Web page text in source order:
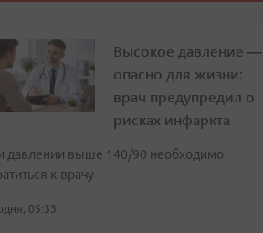
Высокое давление —
опасно для жизни:
врач предупредил о
рисках инфаркта
давлении выше 140/90 необходимо
к врачу
05:33